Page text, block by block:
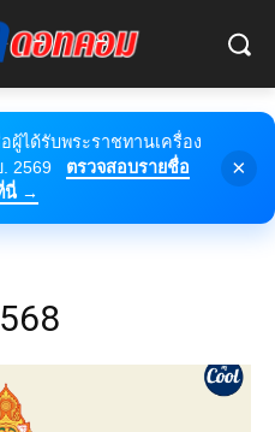
ผู้ได้รับพระราชทานเครื่อง
2569
ตรวจสอบรายชื่อ
นี่ →
×